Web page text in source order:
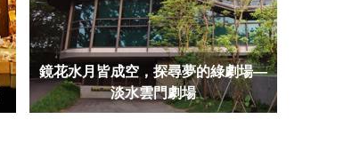
鏡花水月皆成空，探尋夢的綠劇場—
淡水雲門劇場